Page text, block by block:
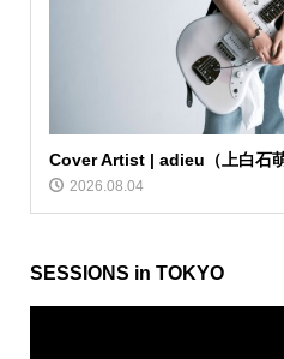
Cover Artist | adieu（上白石
2026.08.04
SESSIONS in TOKYO